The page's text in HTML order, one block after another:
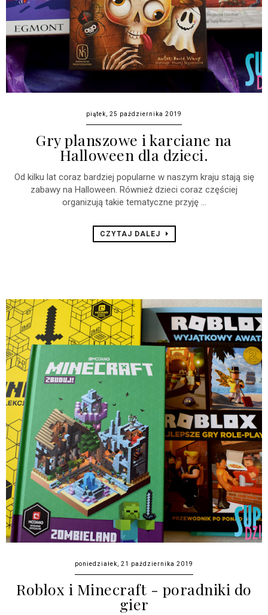
piątek, 25 października 2019
Gry planszowe i karciane na
Halloween dla dzieci.
Od kilku lat coraz bardziej popularne w naszym kraju stają się
zabawy na Halloween. Również dzieci coraz częściej
organizują takie tematyczne przyję ...
CZYTAJ DALEJ
poniedziałek, 21 października 2019
Roblox i Minecraft - poradniki do
gier